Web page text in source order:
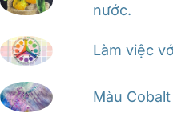
nước.
Làm việc
Màu